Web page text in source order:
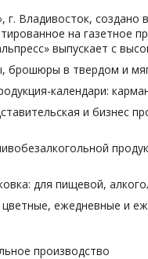
г. Владивосток, создано
на газетное
выпускает с
брошюры в твердом и
календари:
и бизнес
для пищевой,
ежедневные и
производство